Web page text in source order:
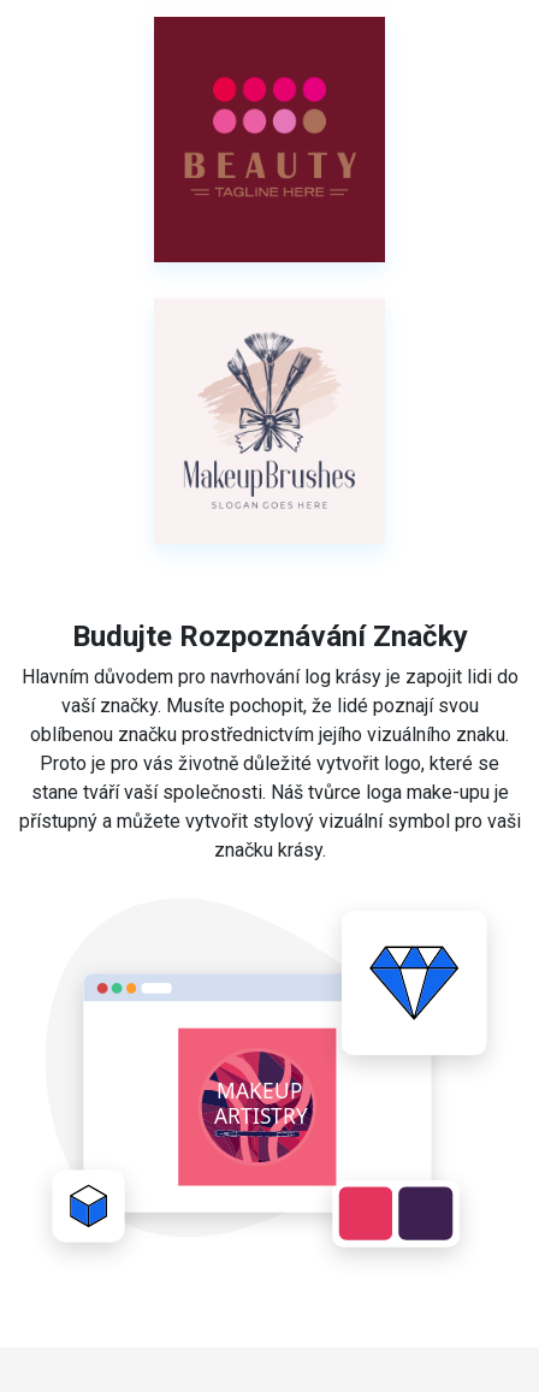
Budujte Rozpoznávání Značky
Hlavním důvodem pro navrhování log krásy je zapojit lidi do
vaší značky. Musíte pochopit, že lidé poznají svou
oblíbenou značku prostřednictvím jejího vizuálního znaku.
Proto je pro vás životně důležité vytvořit logo, které se
stane tváří vaší společnosti. Náš tvůrce loga make-upu je
přístupný a můžete vytvořit stylový vizuální symbol pro vaši
značku krásy.